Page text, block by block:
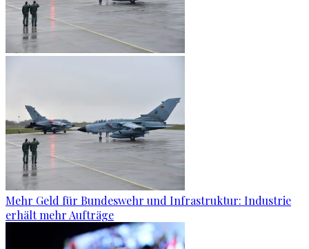
Mehr Geld für Bundeswehr und Infrastruktur: Industrie
erhält mehr Aufträge